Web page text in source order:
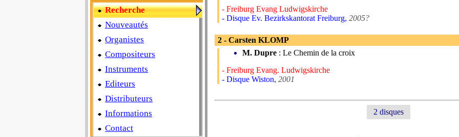
Recherche
Nouveautés
Organistes
Compositeurs
Instruments
Editeurs
Distributeurs
Informations
Contact
- Freiburg Evang Ludwigskirche
- Disque Ev. Bezirkskantorat Freiburg, 2005?
2 - Carsten KLOMP
M. Dupre : Le Chemin de la croix
- Freiburg Evang. Ludwigskirche
- Disque Wiston, 2001
2 disques